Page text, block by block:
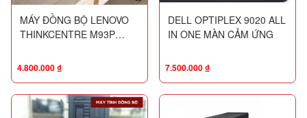
MÁY ĐỒNG BỘ LENOVO
THINKCENTRE M93P
4.800.000₫
DELL OPTIPLEX 9020 ALL
IN ONE MÀN CẢM ỨNG
7.500.000₫